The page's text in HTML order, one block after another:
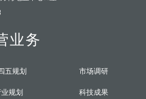
业务
五规划
规划
市场调研
科技成果